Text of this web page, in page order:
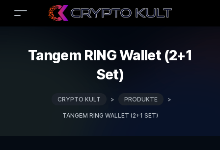
Tangem RING Wallet (2+1
Set)
CRYPTO KULT > PRODUKTE >
TANGEM RING WALLET (2+1 SET)